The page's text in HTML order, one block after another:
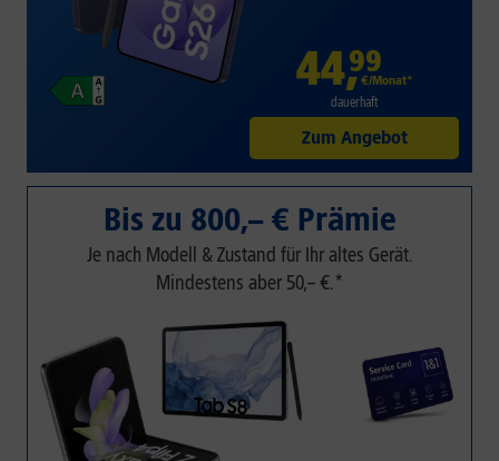
44,99
€/Monat*
dauerhaft
Zum Angebot
Bis zu 800,– € Prämie
Je nach Modell & Zustand für Ihr altes Gerät.
Mindestens aber 50,– €.*